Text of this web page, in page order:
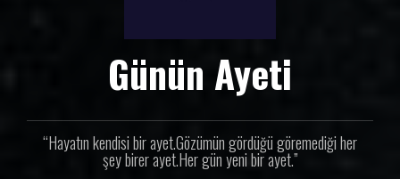
Günün Ayeti
“Hayatın kendisi bir ayet.Gözümün gördüğü göremediği her
şey birer ayet.Her gün yeni bir ayet.”